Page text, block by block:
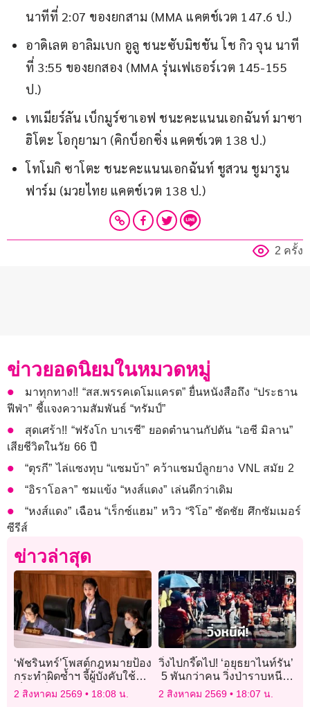
นาทีที่ 2:07 ของยกสาม (MMA แคตช์เวต 147.6 ป.)
อาดิเลต อาลิมเบก อูลู ชนะซับมิชชัน โช กิว จุน นาที
ที่ 3:55 ของยกสอง (MMA รุ่นเฟเธอร์เวต 145-155
ป.)
เทเมียร์ลัน เบ็กมูร์ซาเอฟ ชนะคะแนนเอกฉันท์ มาซา
ฮิโตะ โอกุยามา (คิกบ็อกซิ่ง แคตช์เวต 138 ป.)
โทโมกิ ซาโตะ ชนะคะแนนเอกฉันท์ ชูสวน ชูมารูน
ฟาร์ม (มวยไทย แคตช์เวต 138 ป.)
2 ครั้ง
ข่าวยอดนิยมในหมวดหมู่
มาทุกทาง!! “สส.พรรคเดโมแครต” ยื่นหนังสือถึง “ประธาน
ฟีฟ่า” ชี้แจงความสัมพันธ์ “ทรัมป์”
สุดเศร้า!! “ฟรังโก บาเรซี” ยอดตำนานกัปตัน “เอซี มิลาน”
เสียชีวิตในวัย 66 ปี
“ตุรกี” ไล่แซงทุบ “แซมบ้า” คว้าแชมป์ลูกยาง VNL สมัย 2
“อิราโอลา” ชมแข้ง “หงส์แดง” เล่นดีกว่าเดิม
“หงส์แดง” เฉือน “เร็กซ์แฮม” หวิว “ริโอ” ซัดชัย ศึกซัมเมอร์
ซีรีส์
ข่าวล่าสุด
‘พัชรินทร์’โพสต์กฎหมายป้อง
กระทำผิดซ้ำฯ จี้ผู้บังคับใช้
เป็นเครื่องมือสร้างความ
2 สิงหาคม 2569 18:08 น.
วิ่งไปกรี๊ดไป! ‘อยุธยาไนท์รัน’
5 พันกว่าคน วิ่งป่าราบหนีผี
โบราณ ชมไฟเมืองมรดก
2 สิงหาคม 2569 18:07 น.